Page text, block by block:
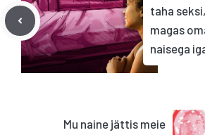
taha
magas
naisega
Mu naine jättis meie